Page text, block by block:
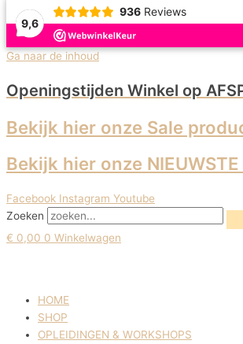
9,6
936 Reviews
Ga naar de inhoud
Openingstijden Winkel op
Bekijk hier onze Sale
Bekijk hier onze
Facebook Instagram Youtube
Zoeken
€ 0,00 0 Winkelwagen
HOME
SHOP
OPLEIDINGEN & WORKSHOPS
Uitverkoop!